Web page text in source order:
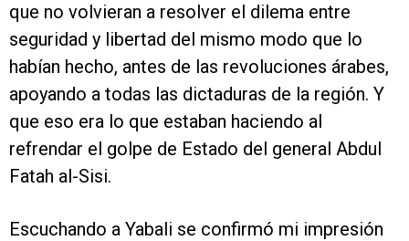
que no volvieran a resolver el dilema entre
seguridad y libertad del mismo modo que lo
habían hecho, antes de las revoluciones árabes,
apoyando a todas las dictaduras de la región. Y
que eso era lo que estaban haciendo al
refrendar el golpe de Estado del general Abdul
Fatah al-Sisi.
Escuchando a Yabali se confirmó mi impresión